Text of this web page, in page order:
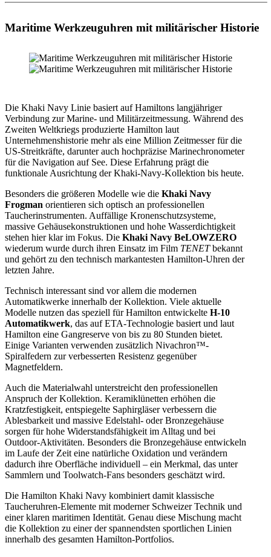
Maritime Werkzeuguhren mit militärischer Historie
Die Khaki Navy Linie basiert auf Hamiltons langjähriger
Verbindung zur Marine- und Militärzeitmessung. Während des
Zweiten Weltkriegs produzierte Hamilton laut
Unternehmenshistorie mehr als eine Million Zeitmesser für die
US-Streitkräfte, darunter auch hochpräzise Marinechronometer
für die Navigation auf See. Diese Erfahrung prägt die
funktionale Ausrichtung der Khaki-Navy-Kollektion bis heute.
Besonders die größeren Modelle wie die Khaki Navy
Frogman orientieren sich optisch an professionellen
Taucherinstrumenten. Auffällige Kronenschutzsysteme,
massive Gehäusekonstruktionen und hohe Wasserdichtigkeit
stehen hier klar im Fokus. Die Khaki Navy BeLOWZERO
wiederum wurde durch ihren Einsatz im Film TENETbekannt
und gehört zu den technisch markantesten Hamilton-Uhren der
letzten Jahre.
Technisch interessant sind vor allem die modernen
Automatikwerke innerhalb der Kollektion. Viele aktuelle
Modelle nutzen das speziell für Hamilton entwickelte H-10
Automatikwerk, das auf ETA-Technologie basiert und laut
Hamilton eine Gangreserve von bis zu 80 Stunden bietet.
Einige Varianten verwenden zusätzlich Nivachron™-
Spiralfedern zur verbesserten Resistenz gegenüber
Magnetfeldern.
Auch die Materialwahl unterstreicht den professionellen
Anspruch der Kollektion. Keramiklünetten erhöhen die
Kratzfestigkeit, entspiegelte Saphirgläser verbessern die
Ablesbarkeit und massive Edelstahl- oder Bronzegehäuse
sorgen für hohe Widerstandsfähigkeit im Alltag und bei
Outdoor-Aktivitäten. Besonders die Bronzegehäuse entwickeln
im Laufe der Zeit eine natürliche Oxidation und verändern
dadurch ihre Oberfläche individuell – ein Merkmal, das unter
Sammlern und Toolwatch-Fans besonders geschätzt wird.
Die Hamilton Khaki Navy kombiniert damit klassische
Taucheruhren-Elemente mit moderner Schweizer Technik und
einer klaren maritimen Identität. Genau diese Mischung macht
die Kollektion zu einer der spannendsten sportlichen Linien
innerhalb des gesamten Hamilton-Portfolios.